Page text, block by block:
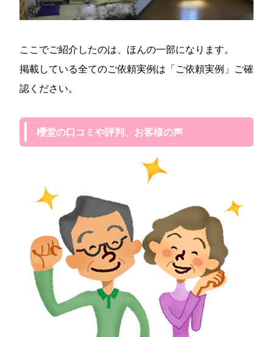
ここでご紹介したのは、ほんの一部になります。
掲載している全てのご依頼実例は「ご依頼実例」ご確
認ください。
櫻堂の口コミや評判、お客様の声